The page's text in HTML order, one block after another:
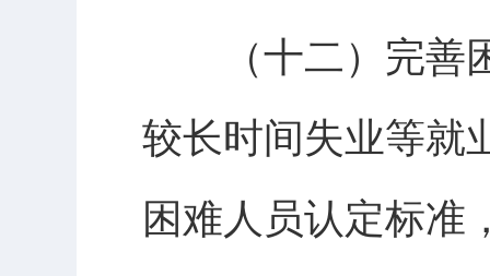
（十二）完善困
较长时间失业等就
困难人员认定标准